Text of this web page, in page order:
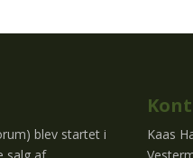
blev startet i
Kaas